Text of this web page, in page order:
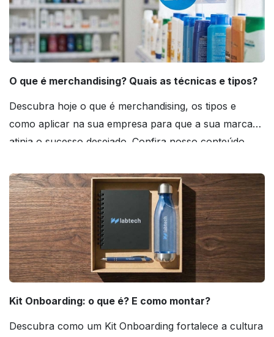
O que é merchandising? Quais as técnicas e tipos?
Descubra hoje o que é merchandising, os tipos e
como aplicar na sua empresa para que a sua marca
atinja o sucesso desejado. Confira nosso conteúdo
Kit Onboarding: o que é? E como montar?
Descubra como um Kit Onboarding fortalece a cultura